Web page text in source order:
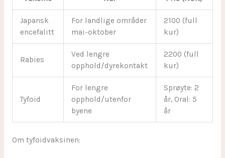
Japansk
encefalitt
For landlige områder
mai-oktober
2100 (full
kur)
Rabies
Ved lengre
opphold/dyrekontakt
2200 (full
kur)
Tyfoid
For lengre
opphold/utenfor
byene
Sprøyte: 2
år, Oral: 5
år
Om tyfoidvaksinen: